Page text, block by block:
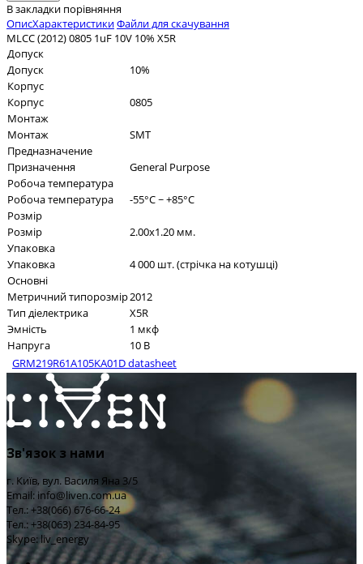
В закладки порівняння
ОписХарактеристикиФайли для скачування
MLCC (2012) 0805 1uF 10V 10% X5R
Допуск
Допуск
10%
Корпус
Корпус
0805
Монтаж
Монтаж
SMT
Предназначение
Призначення
General Purpose
Робоча температура
Робоча температура
-55°C ~ +85°C
Розмір
Розмір
2.00x1.20 мм.
Упаковка
Упаковка
4 000 шт. (стрічка на котушці)
Основні
Метричний типорозмір2012
Тип діелектрика
X5R
Эмність
1 мкф
Напруга
10 В
GRM219R61A105KA01D datasheet
Зв'язок з нами
г. Київ, вул. Василя Яна 3/5
Email: info@liven.com.ua
Тел.: +38(066) 676-66-24
Тел.: +38(063) 234-84-95
Skype: liv_energy